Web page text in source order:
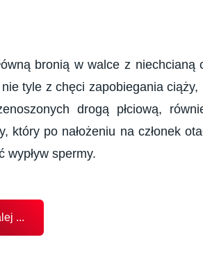
bronią w walce z
tyle z chęci zapobiegania
drogą płciową,
który po nałożeniu na członek
wypływ spermy.
...